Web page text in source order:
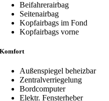
Beifahrerairbag
Seitenairbag
Kopfairbags im Fond
Kopfairbags vorne
Komfort
Außenspiegel beheizbar
Zentralverriegelung
Bordcomputer
Elektr. Fensterheber